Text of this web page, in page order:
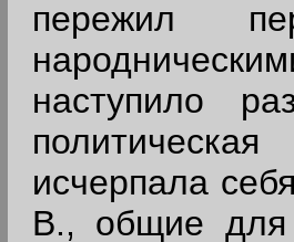
пережил
наступило
исчерпала
В., общие для